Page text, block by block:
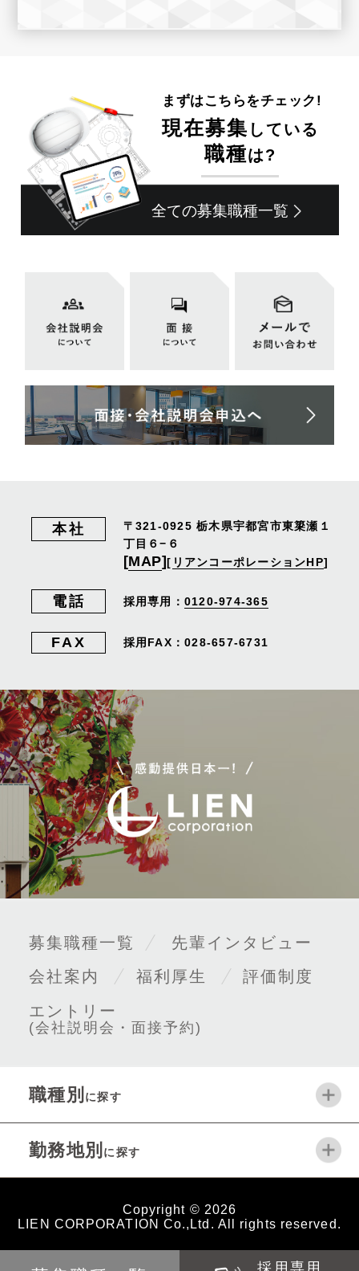
採用専用
まずはこちらをチェック!
現在募集 している
職種は?
全ての募集職種一覧
本社 〒321-0925栃木県宇都宮市東簗瀬１
丁目６−６
[MAP][ リアンコーポレーションHP]
電話 採用専用： 0120-974-365
FAX 採用FAX：028-657-6731
募集職種一覧
先輩インタビュー
会社案内
福利厚生
評価制度
エントリー
(会社説明会・面接予約)
職種別 に探す
勤務地別 に探す
Copyright © 2026
LIEN CORPORATION Co.,Ltd. All rights reserved.